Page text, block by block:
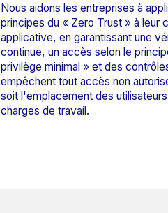
Nous aidons les entreprises à
principes du « Zero Trust » à leur
applicative, en garantissant une
continue, un accès selon le
privilège minimal » et des
empêchent tout accès non
soit l'emplacement des
charges de travail.